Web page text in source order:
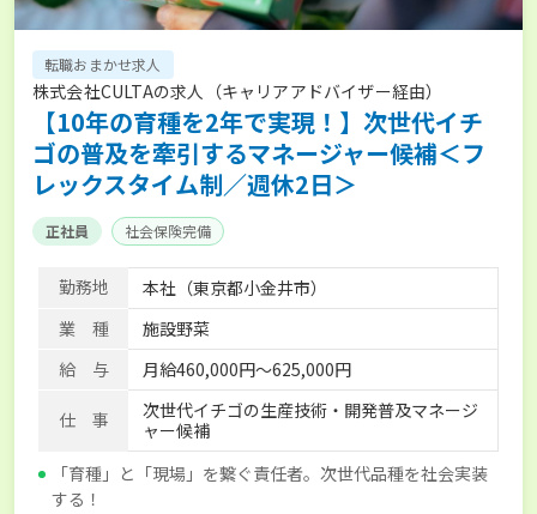
転職おまかせ求人
株式会社CULTAの求人（キャリアアドバイザー経由）
【10年の育種を2年で実現！】次世代イチ
ゴの普及を牽引するマネージャー候補＜フ
レックスタイム制／週休2日＞
正社員 社会保険完備
勤務地
本社（東京都小金井市）
業 種
施設野菜
給 与
月給460,000円〜625,000円
仕 事
次世代イチゴの生産技術・開発普及マネージ
ャー候補
「育種」と「現場」を繋ぐ責任者。次世代品種を社会実装
する！